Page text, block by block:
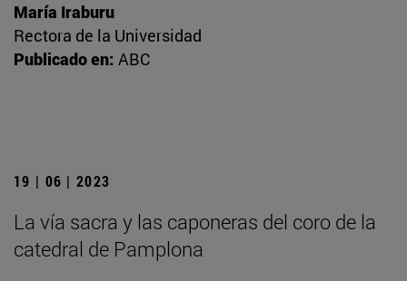
María Iraburu
Rectora de la Universidad
Publicado en: ABC
19 | 06 | 2023
La vía sacra y las caponeras del coro de la
catedral de Pamplona